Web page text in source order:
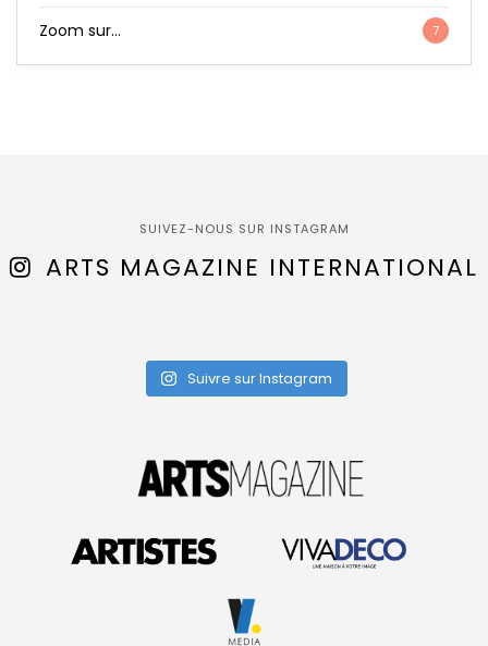
Zoom sur… 7
SUIVEZ-NOUS SUR INSTAGRAM
ARTS MAGAZINE INTERNATIONAL
Suivre sur Instagram